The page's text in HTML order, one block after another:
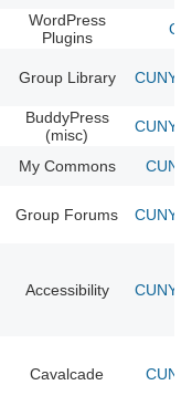
WordPress
Plugins
Group Library CUNY
BuddyPress
(misc)
CUNY
My Commons
Group Forums CUNY
Accessibility CUNY
Cavalcade